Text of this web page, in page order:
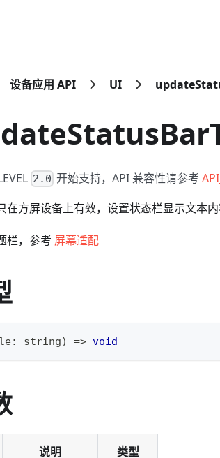
设备应用 API UI
2.0 开始支持，API 兼容性请参考
在方屏设备上有效，设置状态栏显示文本
栏，参考 屏幕适配
: string) => void
说明 类型